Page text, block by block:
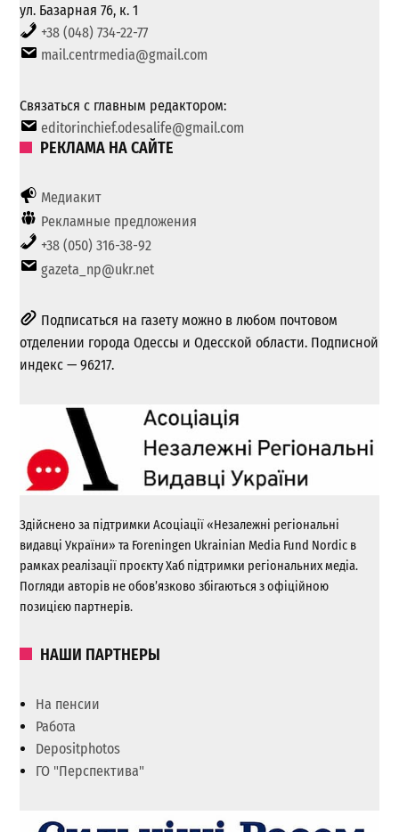
ул. Базарная 76, к. 1
+38 (048) 734-22-77
mail.centrmedia@gmail.com
Связаться с главным редактором:
editorinchief.odesalife@gmail.com
РЕКЛАМА НА САЙТЕ
Медиакит
Рекламные предложения
+38 (050) 316-38-92
gazeta_np@ukr.net
Подписаться на газету можно в любом почтовом
отделении города Одессы и Одесской области. Подписной
индекс — 96217.
Здійснено за підтримки Асоціації «Незалежні регіональні
видавці України» та Foreningen Ukrainian Media Fund Nordic в
рамках реалізації проєкту Хаб підтримки регіональних медіа.
Погляди авторів не обов’язково збігаються з офіційною
позицією партнерів.
НАШИ ПАРТНЕРЫ
На пенсии
Работа
Depositphotos
ГО "Перспектива"